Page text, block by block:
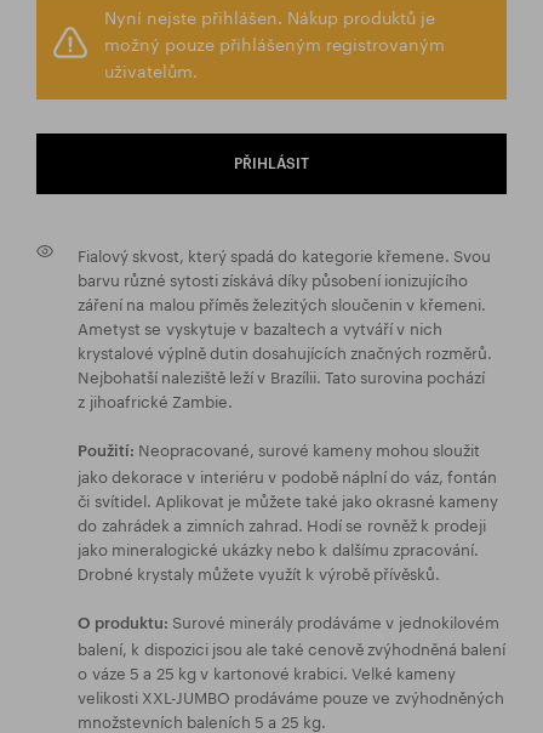
Nyní nejste přihlášen. Nákup produktů je
možný pouze přihlášeným registrovaným
uživatelům.
PŘIHLÁSIT
Fialový skvost, který spadá do kategorie křemene. Svou
barvu různé sytosti získává díky působení ionizujícího
záření na malou příměs železitých sloučenin v křemeni.
Ametyst se vyskytuje v bazaltech a vytváří v nich
krystalové výplně dutin dosahujících značných rozměrů.
Nejbohatší naleziště leží v Brazílii. Tato surovina pochází
z jihoafrické Zambie.
Použití: Neopracované, surové kameny mohou sloužit
jako dekorace v interiéru v podobě náplní do váz, fontán
či svítidel. Aplikovat je můžete také jako okrasné kameny
do zahrádek a zimních zahrad. Hodí se rovněž k prodeji
jako mineralogické ukázky nebo k dalšímu zpracování.
Drobné krystaly můžete využít k výrobě přívěsků.
O produktu: Surové minerály prodáváme v jednokilovém
balení, k dispozici jsou ale také cenově zvýhodněná balení
o váze 5 a 25 kg v kartonové krabici. Velké kameny
velikosti XXL-JUMBO prodáváme pouze ve zvýhodněných
množstevních baleních 5 a 25 kg.